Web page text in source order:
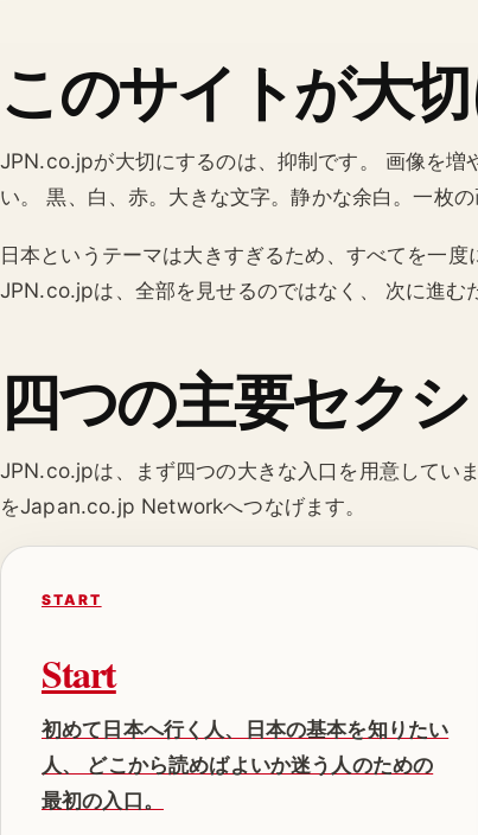
このサイトが大
JPN.co.jpが大切にするのは、抑制です。 画像を増
い。 黒、白、赤。大きな文字。静かな余白。一枚
日本というテーマは大きすぎるため、すべてを一
JPN.co.jpは、全部を見せるのではなく、 次に進む
四つの主要セク
JPN.co.jpは、まず四つの大きな入口を用意して
をJapan.co.jp Networkへつなげます。
START
Start
初めて日本へ行く人、日本の基本を知りたい
人、 どこから読めばよいか迷う人のための
最初の入口。